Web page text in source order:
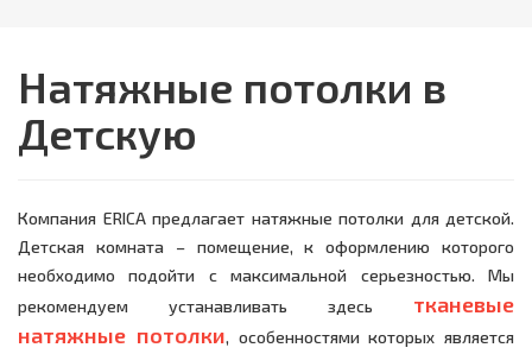
Натяжные потолки в
Детскую
Компания ERICA предлагает натяжные потолки для детской.
Детская комната – помещение, к оформлению которого
необходимо подойти с максимальной серьезностью. Мы
рекомендуем устанавливать здесь тканевые
натяжные потолки, особенностями которых является